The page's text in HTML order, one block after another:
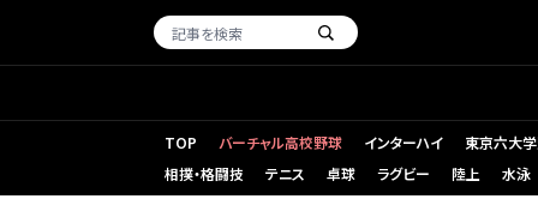
TOP バーチャル高校野球 インターハイ
東京六大
相撲・格闘技
テニス 卓球 ラグビー 陸上 水泳